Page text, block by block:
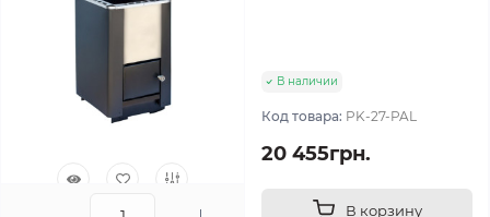
В наличии
Код товара: PK-27-PAL
20 455грн.
В корзину